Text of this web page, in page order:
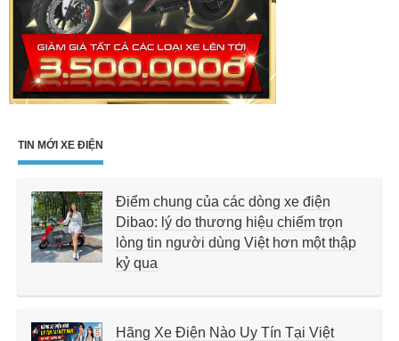
TIN MỚI XE ĐIỆN
Điểm chung của các dòng xe điện
Dibao: lý do thương hiệu chiếm trọn
lòng tin người dùng Việt hơn một thập
kỷ qua
Hãng Xe Điện Nào Uy Tín Tại Việt